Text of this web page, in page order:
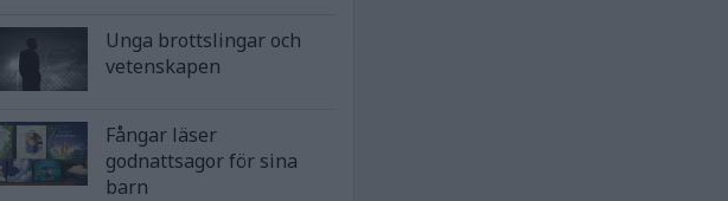
Unga brottslingar och
vetenskapen
Fångar läser
godnattsagor för sina
barn